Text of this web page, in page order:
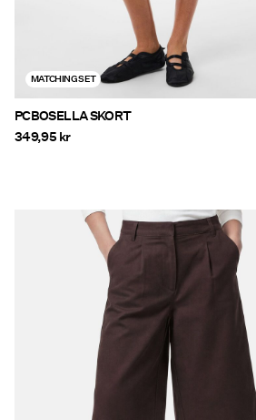
MATCHING SET
PCBOSELLA SKORT
349,95 kr